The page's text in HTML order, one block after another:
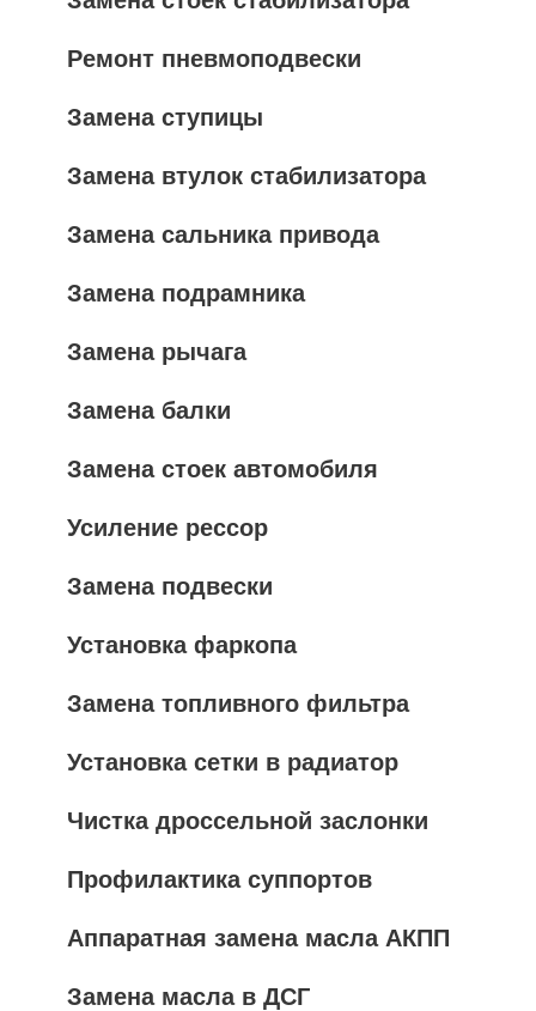
Ремонт пневмоподвески
Замена ступицы
Замена втулок стабилизатора
Замена сальника привода
Замена подрамника
Замена рычага
Замена балки
Замена стоек автомобиля
Усиление рессор
Замена подвески
Установка фаркопа
Замена топливного фильтра
Установка сетки в радиатор
Чистка дроссельной заслонки
Профилактика суппортов
Аппаратная замена масла АКПП
Замена масла в ДСГ